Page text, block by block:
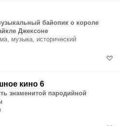
байопик о короле
Джексоне
музыка, исторический
кино 6
знаменитой пародийной